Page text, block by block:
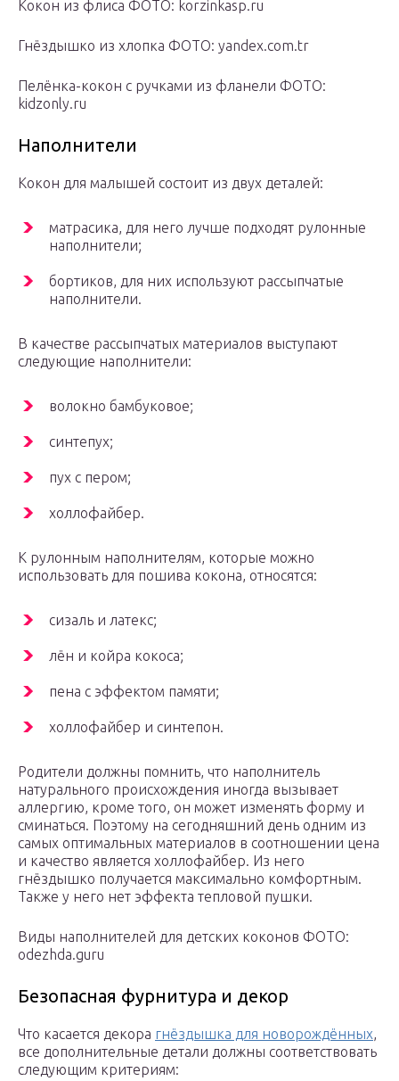
Кокон из флиса ФОТО: korzinkasp.ru
Гнёздышко из хлопка ФОТО: yandex.com.tr
Пелёнка-кокон с ручками из фланели ФОТО:
kidzonly.ru
Наполнители
Кокон для малышей состоит из двух деталей:
матрасика, для него лучше подходят рулонные
наполнители;
бортиков, для них используют рассыпчатые
наполнители.
В качестве рассыпчатых материалов выступают
следующие наполнители:
волокно бамбуковое;
синтепух;
пух с пером;
холлофайбер.
К рулонным наполнителям, которые можно
использовать для пошива кокона, относятся:
сизаль и латекс;
лён и койра кокоса;
пена с эффектом памяти;
холлофайбер и синтепон.
Родители должны помнить, что наполнитель
натурального происхождения иногда вызывает
аллергию, кроме того, он может изменять форму и
сминаться. Поэтому на сегодняшний день одним из
самых оптимальных материалов в соотношении цена
и качество является холлофайбер. Из него
гнёздышко получается максимально комфортным.
Также у него нет эффекта тепловой пушки.
Виды наполнителей для детских коконов ФОТО:
odezhda.guru
Безопасная фурнитура и декор
Что касается декора гнёздышка для новорождённых,
все дополнительные детали должны соответствовать
следующим критериям: